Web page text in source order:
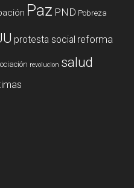
Paz PND Pobreza
protesta social reforma
revolucion salud